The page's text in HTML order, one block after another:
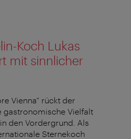
Koch Lukas
mit sinnlicher
Vienna“ rückt der
gastronomische Vielfalt
den Vordergrund. Als
Sternekoch